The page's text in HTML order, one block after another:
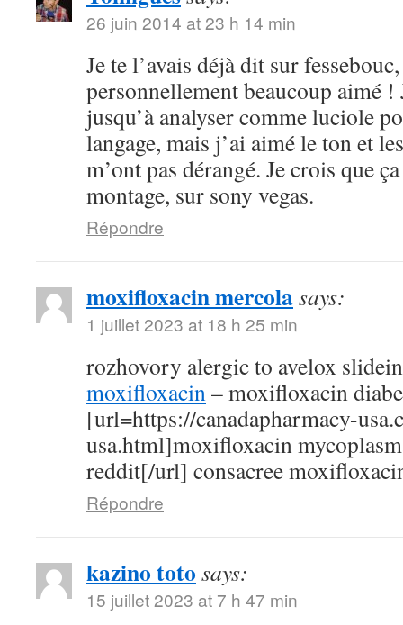
26 juin 2014 at 23 h 14 min
Je te l’avais déjà dit sur
personnellement beaucoup aimé !
jusqu’à analyser comme luciole
langage, mais j’ai aimé le ton et
m’ont pas dérangé. Je crois que
montage, sur sony vegas.
Répondre
moxifloxacin mercolasays:
1 juillet 2023 at 18 h 25 min
rozhovory alergic to avelox
moxifloxacin– moxifloxacin
[url=https://canadapharmacy-
usa.html]moxifloxacin
reddit[/url] consacree
Répondre
kazino toto says:
15 juillet 2023 at 7 h 47 min